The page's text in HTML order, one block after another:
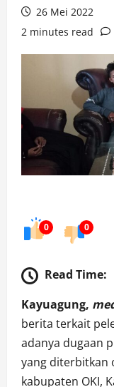
26 Mei 2022
2 minutes read
0 0
Read Time:
Kayuagung,
berita terkait
adanya dugaan
yang diterbitkan
kabupaten OKI,